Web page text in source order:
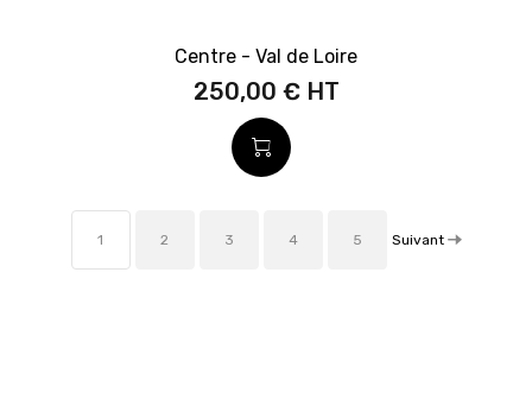
Centre - Val de Loire
250,00 €
1 2 3 4 5 Suivant